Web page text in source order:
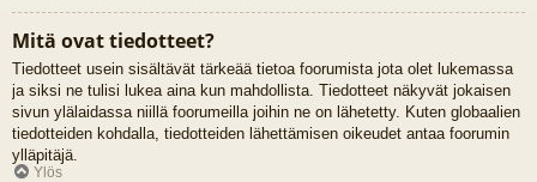
Mitä ovat tiedotteet?
Tiedotteet usein sisältävät tärkeää tietoa foorumista jota olet lukemassa
ja siksi ne tulisi lukea aina kun mahdollista. Tiedotteet näkyvät jokaisen
sivun ylälaidassa niillä foorumeilla joihin ne on lähetetty. Kuten globaalien
tiedotteiden kohdalla, tiedotteiden lähettämisen oikeudet antaa foorumin
ylläpitäjä.
Ylös